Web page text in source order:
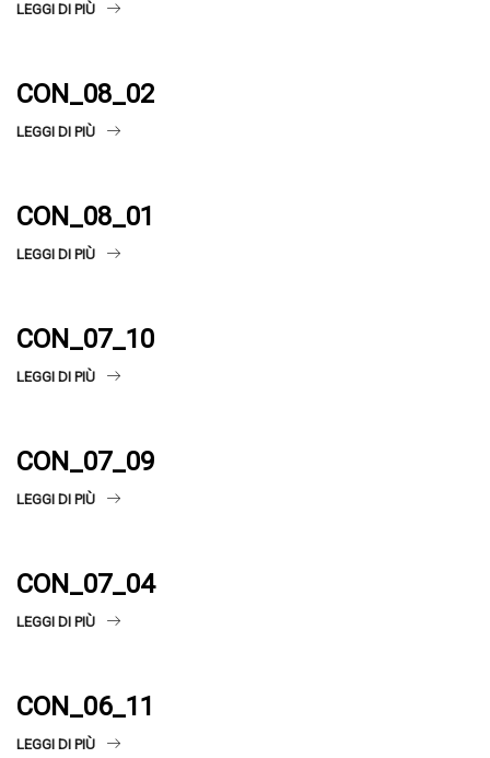
LEGGI DI PIÙ
CON_08_02
LEGGI DI PIÙ
CON_08_01
LEGGI DI PIÙ
CON_07_10
LEGGI DI PIÙ
CON_07_09
LEGGI DI PIÙ
CON_07_04
LEGGI DI PIÙ
CON_06_11
LEGGI DI PIÙ